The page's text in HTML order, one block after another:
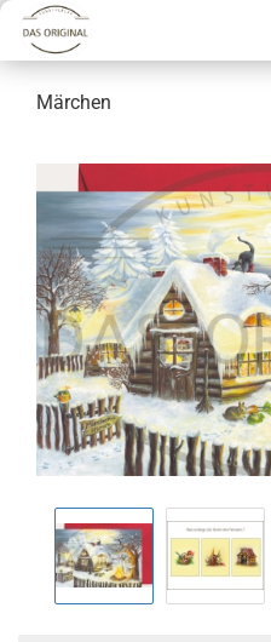
Märchen